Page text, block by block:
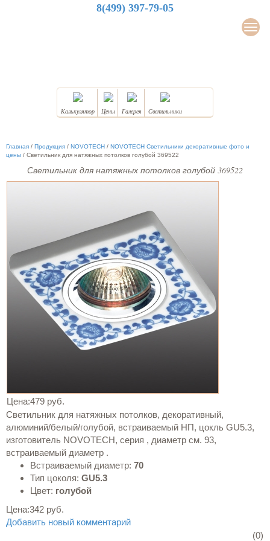
8(499) 397-79-05
Калькулятор Цены Галерея Светильники
Главная / Продукция / NOVOTECH / NOVOTECH Светильники декоративные фото и
цены / Светильник для натяжных потолков голубой 369522
Светильник для натяжных потолков голубой 369522
Цена:479 руб.
Светильник для натяжных потолков, декоративный,
алюминий/белый/голубой, встраиваемый НП, цокль GU5.3,
изготовитель NOVOTECH, серия , диаметр см. 93,
встраиваемый диаметр .
Встраиваемый диаметр: 70
Тип цоколя: GU5.3
Цвет: голубой
Цена:342 руб.
Добавить новый комментарий
(0)